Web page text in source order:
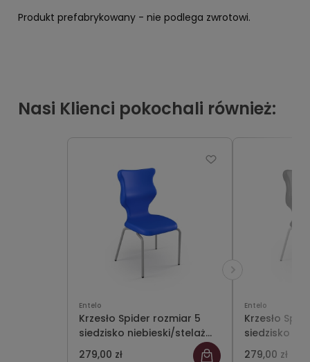
Produkt prefabrykowany - nie podlega zwrotowi.
Nasi Klienci pokochali również:
Entelo
Krzesło Spider rozmiar 5
siedzisko niebieski/stelaż
szary
279,00 zł
Entelo
Krzesło
siedzisko
szary
279,00 zł